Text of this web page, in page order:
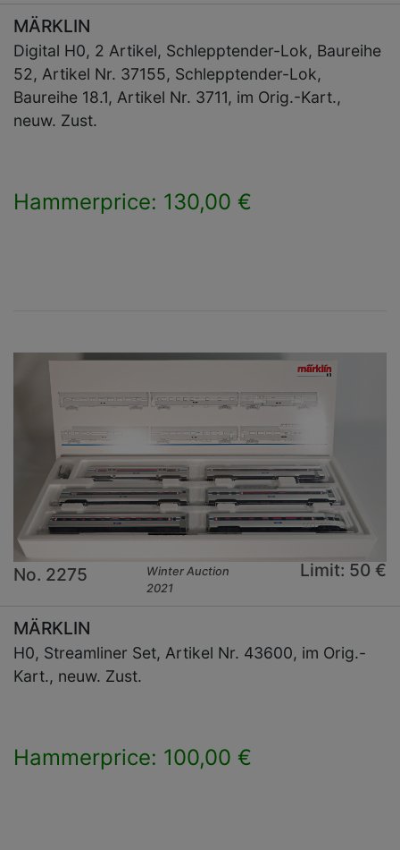
MÄRKLIN
Digital H0, 2 Artikel, Schlepptender-Lok, Baureihe
52, Artikel Nr. 37155, Schlepptender-Lok,
Baureihe 18.1, Artikel Nr. 3711, im Orig.-Kart.,
neuw. Zust.
Hammerprice: 130,00 €
No. 2275
Winter Auction
2021
Limit: 50 €
MÄRKLIN
H0, Streamliner Set, Artikel Nr. 43600, im Orig.-
Kart., neuw. Zust.
Hammerprice: 100,00 €